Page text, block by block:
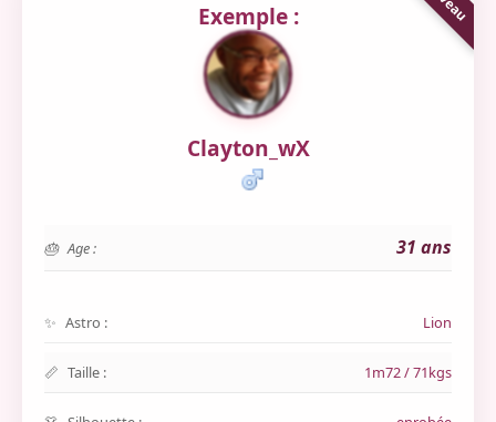
Exemple :
Clayton_wX
Age : 31 ans
Astro : Lion
Taille : 1m72 / 71kgs